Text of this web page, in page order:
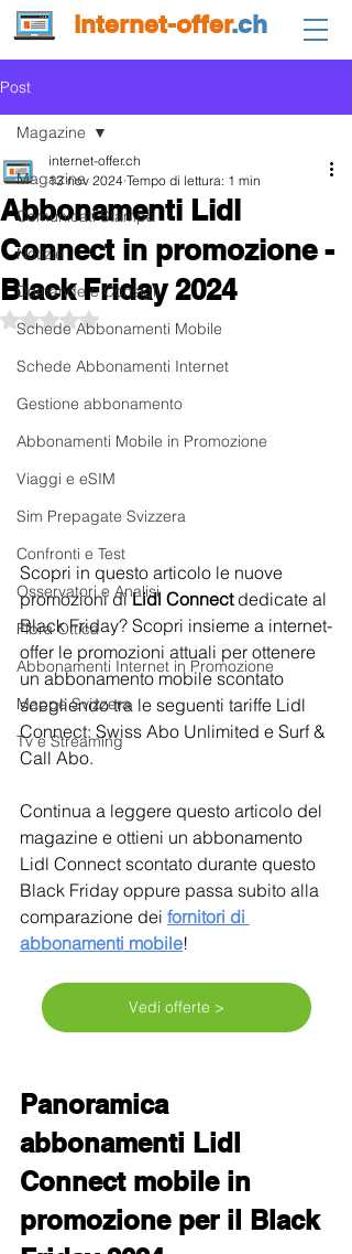
internet-offer.ch
Post
Magazine
Comunicati Stampa
Notizie
Domande e Consigli
Schede Abbonamenti Mobile
Schede Abbonamenti Internet
Gestione abbonamento
Abbonamenti Mobile in Promozione
Viaggi e eSIM
Sim Prepagate Svizzera
Confronti e Test
Osservatori e Analisi
Fibra Ottica
Abbonamenti Internet in Promozione
Mappe Svizzera
Tv e Streaming
Magazine
Abbonamenti Lidl
Connect in promozione -
Black Friday 2024
internet-offer.ch
13 nov 2024 Tempo di lettura: 1 min
Valutazione NaN stelle su 5.
Scopri in questo articolo le nuove
promozioni di Lidl Connect dedicate al
Black Friday? Scopri insieme a internet-
offer le promozioni attuali per ottenere
un abbonamento mobile scontato
scegliendo tra le seguenti tariffe Lidl
Connect: Swiss Abo Unlimited e Surf &
Call Abo.
Continua a leggere questo articolo del
magazine e ottieni un abbonamento
Lidl Connect scontato durante questo
Black Friday oppure passa subito alla
comparazione dei fornitori di
abbonamenti mobile!
Vedi offerte >
Panoramica
abbonamenti Lidl
Connect mobile in
promozione per il Black